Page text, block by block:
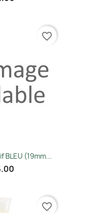
BLEU (19mm...
favorite_border
favorite_border